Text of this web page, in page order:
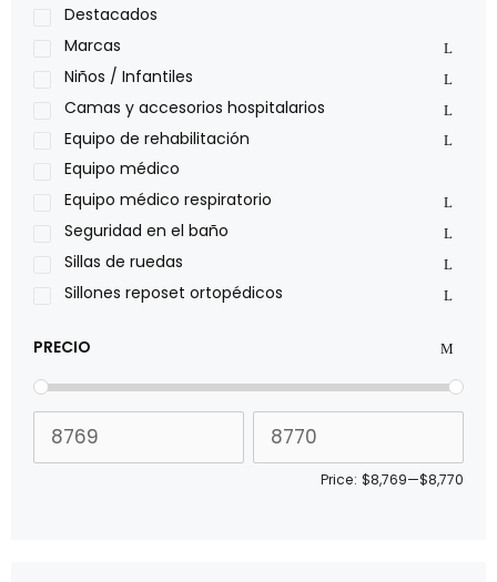
Medical Store
Nidek
Oxiplus
Philips
Pride
Roho
Sillas de ruedas Everest Jennings
Stealth products
Xiehe Medical
Destacados
Marcas
Niños / Infantiles
Camas y accesorios hospitalarios
Equipo de rehabilitación
Equipo médico
Equipo médico respiratorio
Seguridad en el baño
Sillas de ruedas
Sillones reposet ortopédicos
PRECIO
Price: $8,769—$8,770